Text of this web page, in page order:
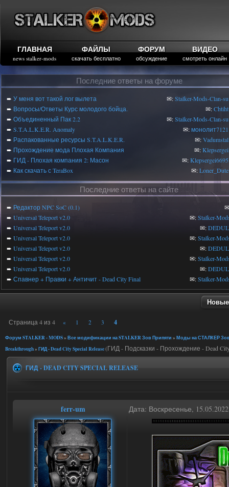
ГЛАВНАЯ
news stalker-mods
ФАЙЛЫ
скачать бесплатно
ФОРУМ
обсуждение
ВИДЕО
смотреть онлайн
Последние ответы на форуме
➨ У меня вот такой лог вылета ✉:Stalker-Mods-Clan-su
➨ Вопросы/Ответы Курс молодого бойца. ✉:Chtiht
➨ Объединенный Пак 2.2 ✉:Stalker-Mods-Clan-su
➨ S.T.A.L.K.E.R. Anomaly ✉:монолит7121
➨ Распакованные ресурсы S.T.A.L.K.E.R. ✉:Vadumstal
➨ Прохождение мода Плохая Компания ✉:Klepsergei
➨ ГИД - Плохая компания 2: Масон ✉:Klepsergei6695
➨ Как скачать с TeraBox ✉:Loner_Dute
Последние ответы на сайте
➨ Редактор NPC SoC (0.1)
➨ Universal Teleport v2.0 ✉:Stalker-
➨ Universal Teleport v2.0 ✉:
➨ Universal Teleport v2.0 ✉:Stalker-
➨ Universal Teleport v2.0 ✉:
➨ Universal Teleport v2.0 ✉:Stalker-
➨ Universal Teleport v2.0 ✉:
➨ Спавнер + Правки + Античит - Dead City Final ✉:Stalker-
Страница 4 из 4 « 1 2 3 4
Форум STALKER - MODS» Все модификации на STALKER Зов Припяти » Моды на СТАЛКЕР
Breakthrough» ГИД - Dead City Special Release(ГИД - Подсказки - Прохождение - Dead City
ГИД - DEAD CITY SPECIAL RELEASE
ferr-um Дата: Воскресенье,